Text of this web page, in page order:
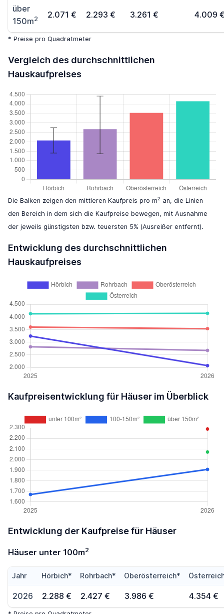
über
150m2 2.071 € 2.293 € 3.261 € 4.009
* Preise pro Quadratmeter
Vergleich des durchschnittlichen
Hauskaufpreises
Die Balken zeigen den mittleren Kaufpreis pro m2 an, die Linien
den Bereich in dem sich die Kaufpreise bewegen, mit Ausnahme
der jeweils günstigsten bzw. teuersten 5% (Ausreißer entfernt).
Entwicklung des durchschnittlichen
Hauskaufpreises
Kaufpreisentwicklung für Häuser im Überblick
Entwicklung der Kaufpreise für Häuser
Häuser unter 100m2
Jahr Hörbich* Rohrbach* Oberösterreich*
2026 2.288 € 2.427 € 3.986 € 4.354 €